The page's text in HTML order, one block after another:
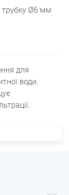
трубку Ø6 мм
для
води.